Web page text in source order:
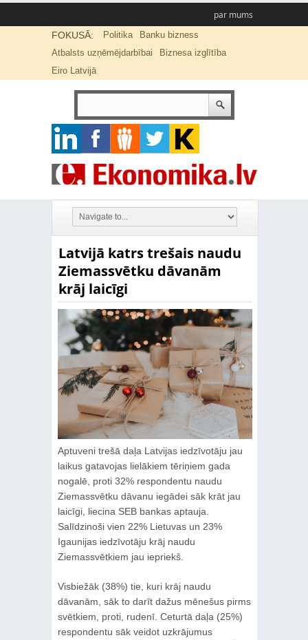
par mums
FOKUSĀ: Politika
Banku bizness
Atbalsts uzņēmējdarbībai
Biznesa izglītība
Eiro Latvijā
Latvijā katrs trešais naudu
Ziemassvētku dāvanām
krāj laicīgi
Aptuveni trešā daļa Latvijas iedzīvotāju jau
laikus gatavojas lielākiem tēriņiem gada
nogalē, proti 32% respondentu naudu
Ziemassvētku dāvanu iegādei sāk krāt jau
laicīgi, liecina SEB bankas aptauja.
Salīdzinoši vien 22% Lietuvas un 23%
Igaunijas iedzīvotāju krāj naudu
Ziemassvētkiem jau iepriekš.
Visbiežāk (38%) tie, kuri krāj naudu
dāvanām, sāk to darīt dažus mēnešus pirms
svētkiem, proti, rudenī. Ceturtā daļa (25%)
respondentu sāk veidot uzkrājumus